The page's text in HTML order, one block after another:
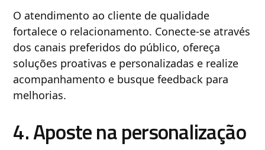
O atendimento ao cliente de qualidade
fortalece o relacionamento. Conecte-se através
dos canais preferidos do público, ofereça
soluções proativas e personalizadas e realize
acompanhamento e busque feedback para
melhorias.
4. Aposte na personalização